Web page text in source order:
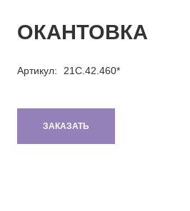
ОКАНТОВКА
Артикул: 21С.42.460*
ЗАКАЗАТЬ